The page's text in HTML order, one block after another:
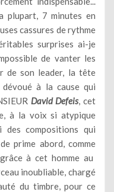
plupart, 7 minutes en
cassures de rythme
surprises ai-je
de vanter les
de son leader, la tête
à la cause qui
David Defeis, cet
à la voix si atypique
compositions qui
prime abord, comme
à cet homme au
inoubliable, chargé
du timbre, pour ce